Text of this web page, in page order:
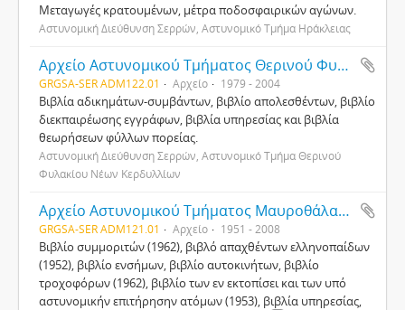
Μεταγωγές κρατουμένων, μέτρα ποδοσφαιρικών αγώνων.
Αστυνομική Διεύθυνση Σερρών, Αστυνομικό Τμήμα Ηράκλειας
Αρχείο Αστυνομικού Τμήματος Θερινού Φυλακίου Νέων Κερδυλλίων Σερρών
GRGSA-SER ADM122.01 Αρχείο 1979 - 2004
Βιβλία αδικημάτων-συμβάντων, βιβλίο απολεσθέντων, βιβλίο
διεκπαιρέωσης εγγράφων, βιβλία υπηρεσίας και βιβλία
θεωρήσεων φύλλων πορείας.
Αστυνομική Διεύθυνση Σερρών, Αστυνομικό Τμήμα Θερινού
Φυλακίου Νέων Κερδυλλίων
Αρχείο Αστυνομικού Τμήματος Μαυροθάλασσας Σερρών
GRGSA-SER ADM121.01 Αρχείο 1951 - 2008
Βιβλίο συμμοριτών (1962), βιβλό απαχθέντων ελληνοπαίδων
(1952), βιβλίο ενσήμων, βιβλίο αυτοκινήτων, βιβλίο
τροχοφόρων (1962), βιβλίο των εν εκτοπίσει και των υπό
αστυνομικήν επιτήρησην ατόμων (1953), βιβλία υπηρεσίας,